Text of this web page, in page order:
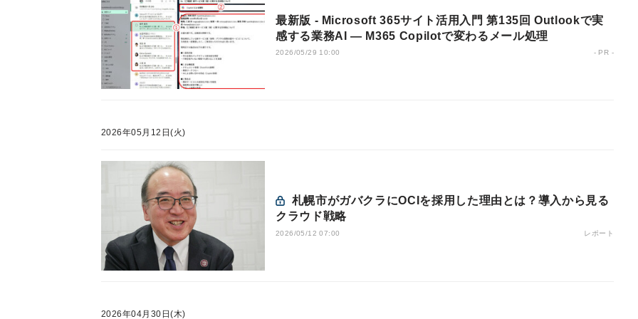
最新版 - Microsoft 365サイト活用入門 第135回 Outlookで実
感する業務AI ― M365 Copilotで変わるメール処理
2026/05/29 10:00 - PR -
2026年05月12日(火)
クラウド戦略
2026/05/12 07:00 レポート
2026年04月30日(木)